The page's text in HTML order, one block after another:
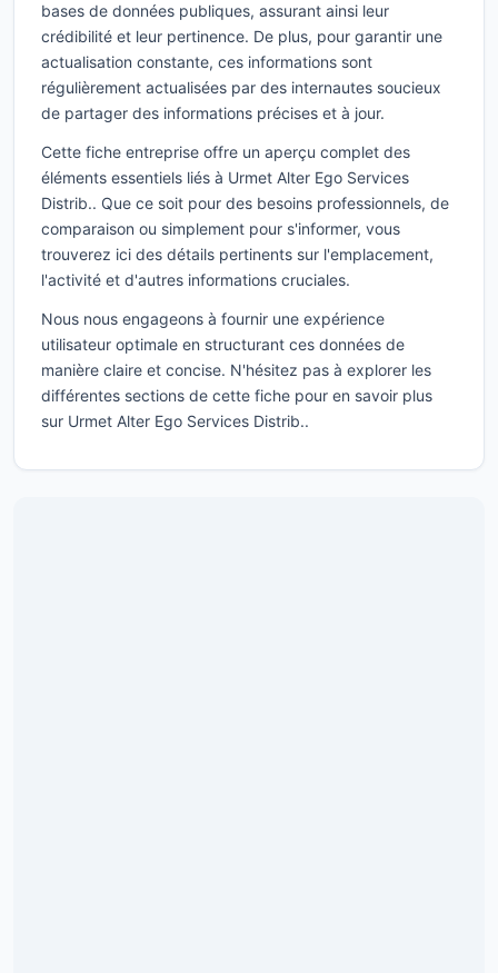
bases de données publiques, assurant ainsi leur
crédibilité et leur pertinence. De plus, pour garantir une
actualisation constante, ces informations sont
régulièrement actualisées par des internautes soucieux
de partager des informations précises et à jour.
Cette fiche entreprise offre un aperçu complet des
éléments essentiels liés à Urmet Alter Ego Services
Distrib.. Que ce soit pour des besoins professionnels, de
comparaison ou simplement pour s'informer, vous
trouverez ici des détails pertinents sur l'emplacement,
l'activité et d'autres informations cruciales.
Nous nous engageons à fournir une expérience
utilisateur optimale en structurant ces données de
manière claire et concise. N'hésitez pas à explorer les
différentes sections de cette fiche pour en savoir plus
sur Urmet Alter Ego Services Distrib..